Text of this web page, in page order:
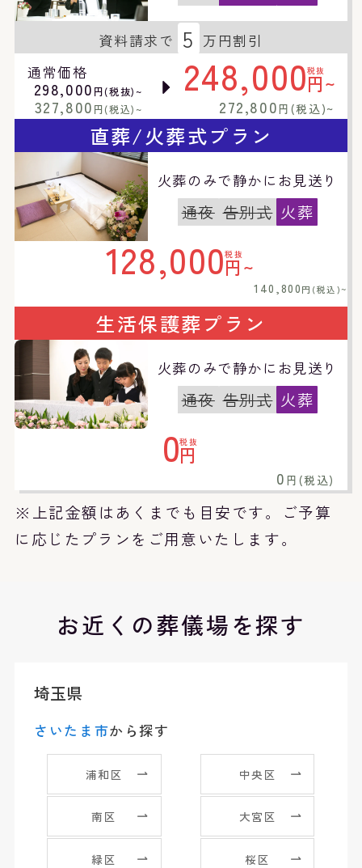
資料請求で 5 万円割引
通常価格
298,000 円(税抜)~
327,800 円(税込)~
248,000税抜
円~
272,800円(税込)~
直葬/火葬式プラン
火葬のみで静かにお見送り
通夜 告別式 火葬
128,000税抜
円~
140,800 円(税込)~
生活保護葬プラン
火葬のみで静かにお見送り
通夜 告別式 火葬
0税抜
円
0 円(税込)
※上記金額はあくまでも目安です。ご予算
に応じたプランをご用意いたします。
お近くの葬儀場を探す
埼玉県
さいたま市から探す
浦和区 中央区
南区 大宮区
緑区 桜区